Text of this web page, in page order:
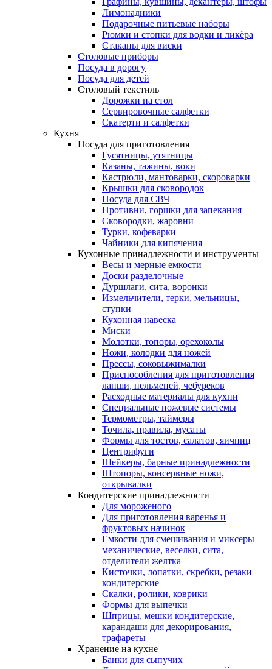
Лимонадники
Подарочные питьевые наборы
Рюмки и стопки для водки и ликёра
Стаканы для виски
Столовые приборы
Посуда в дорогу
Посуда для детей
Столовый текстиль
Дорожки на стол
Сервировочные салфетки
Скатерти и салфетки
Кухня
Посуда для приготовления
Гусятницы, утятницы
Казаны, тажины, воки
Кастрюли, мантоварки, скороварки
Крышки для сковородок
Посуда для СВЧ
Противни, горшки для запекания
Сковородки, жаровни
Турки, кофеварки
Чайники для кипячения
Кухонные принадлежности и инструменты
Весы и мерные емкости
Доски разделочные
Дуршлаги, сита, воронки
Измельчители, терки, мельницы,
ступки
Кухонная навеска
Миски
Молотки, топоры, орехоколы
Ножи, колодки для ножей
Прессы, соковыжималки
Приспособления для приготовления
лапши, пельменей, чебуреков
Расходные материалы для кухни
Специальные ножевые системы
Термометры, таймеры
Точила, правила, мусаты
Формы для тостов, салатов, яичниц
Центрифуги
Шейкеры, барные принадлежности
Штопоры, консервные ножи,
открывалки
Кондитерские принадлежности
Для мороженого
Для приготовления варенья и
фруктовых начинок
Емкости для смешивания и миксеры
механические, веселки, сита,
отделители желтка
Кисточки, лопатки, скребки, резаки
кондитерские
Скалки, ролики, коврики
Формы для выпечки
Шприцы, мешки кондитерские,
карандаши для декорирования,
трафареты
Хранение на кухне
Банки для сыпучих